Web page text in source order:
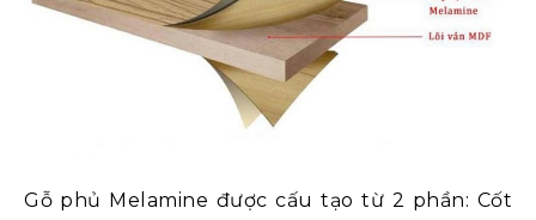
Gỗ phủ Melamine được cấu tạo từ 2 phần: Cốt